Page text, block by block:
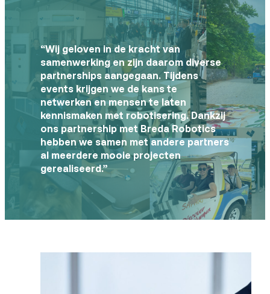
“Wij geloven in de kracht van
samenwerking en zijn daarom diverse
partnerships aangegaan. Tijdens
events krijgen we de kans te
netwerken en mensen te laten
kennismaken met robotisering. Dankzij
ons partnership met Breda Robotics
hebben we samen met andere partners
al meerdere mooie projecten
gerealiseerd.”